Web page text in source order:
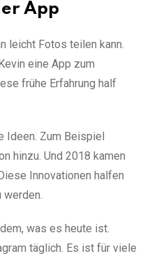
App
leicht Fotos teilen kann.
eine App zum
frühe Erfahrung half
Ideen. Zum Beispiel
hinzu. Und 2018 kamen
Innovationen halfen
werden.
was es heute ist.
täglich. Es ist für viele